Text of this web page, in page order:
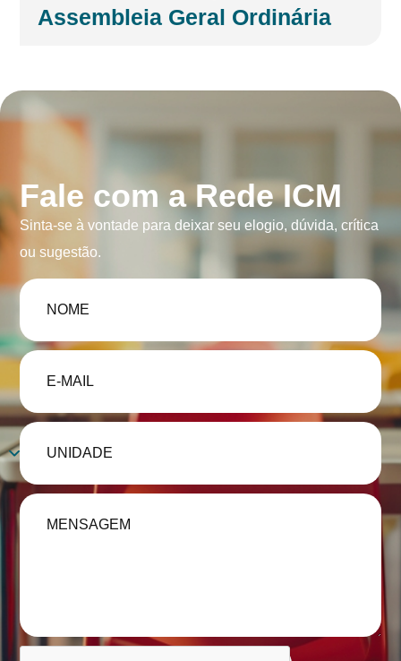
Assembleia Geral Ordinária
Fale com a Rede ICM
Sinta-se à vontade para deixar seu elogio, dúvida, crítica
ou sugestão.